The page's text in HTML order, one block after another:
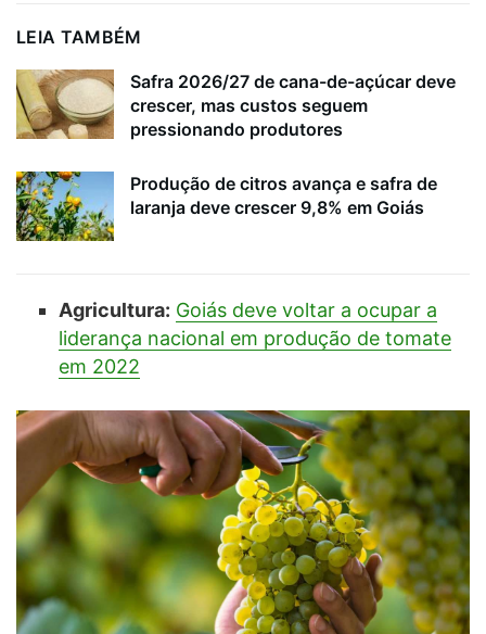
LEIA TAMBÉM
Safra 2026/27 de cana-de-açúcar deve
crescer, mas custos seguem
pressionando produtores
Produção de citros avança e safra de
laranja deve crescer 9,8% em Goiás
Agricultura: Goiás deve voltar a ocupar a
liderança nacional em produção de tomate
em 2022